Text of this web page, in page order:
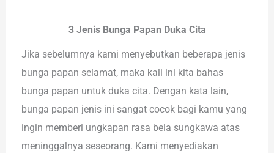
3 Jenis Bunga Papan Duka Cita
Jika sebelumnya kami menyebutkan beberapa jenis
bunga papan selamat, maka kali ini kita bahas
bunga papan untuk duka cita. Dengan kata lain,
bunga papan jenis ini sangat cocok bagi kamu yang
ingin memberi ungkapan rasa bela sungkawa atas
meninggalnya seseorang. Kami menyediakan